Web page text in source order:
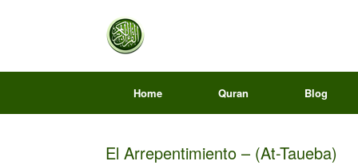
Home Quran Blog
El Arrepentimiento – (At-Taueba)